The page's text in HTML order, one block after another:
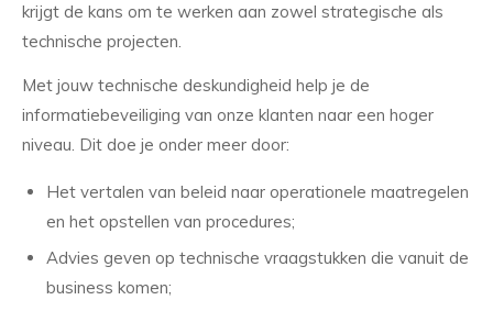
krijgt de kans om te werken aan zowel strategische als
technische projecten.
Met jouw technische deskundigheid help je de
informatiebeveiliging van onze klanten naar een hoger
niveau. Dit doe je onder meer door:
Het vertalen van beleid naar operationele maatregelen
en het opstellen van procedures;
Advies geven op technische vraagstukken die vanuit de
business komen;